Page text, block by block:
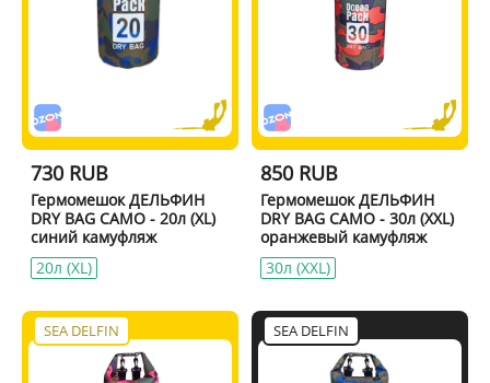
730 RUB
Гермомешок ДЕЛЬФИН
DRY BAG CAMO - 20л (XL)
синий камуфляж
20л (XL)
850 RUB
Гермомешок ДЕЛЬФИН
DRY BAG CAMO - 30л (XXL)
оранжевый камуфляж
30л (XXL)
SEA DELFIN SEA DELFIN